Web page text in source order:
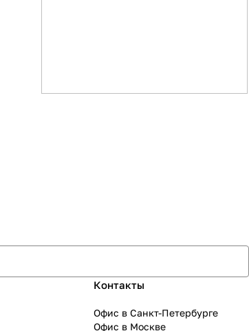
Контакты
Офис в Санкт-Петербурге
Офис в Москве